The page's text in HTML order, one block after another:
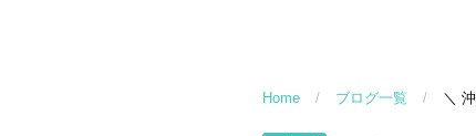
Home / ブログ一覧 / ＼